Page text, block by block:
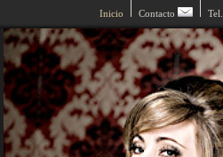
Inicio Contacto